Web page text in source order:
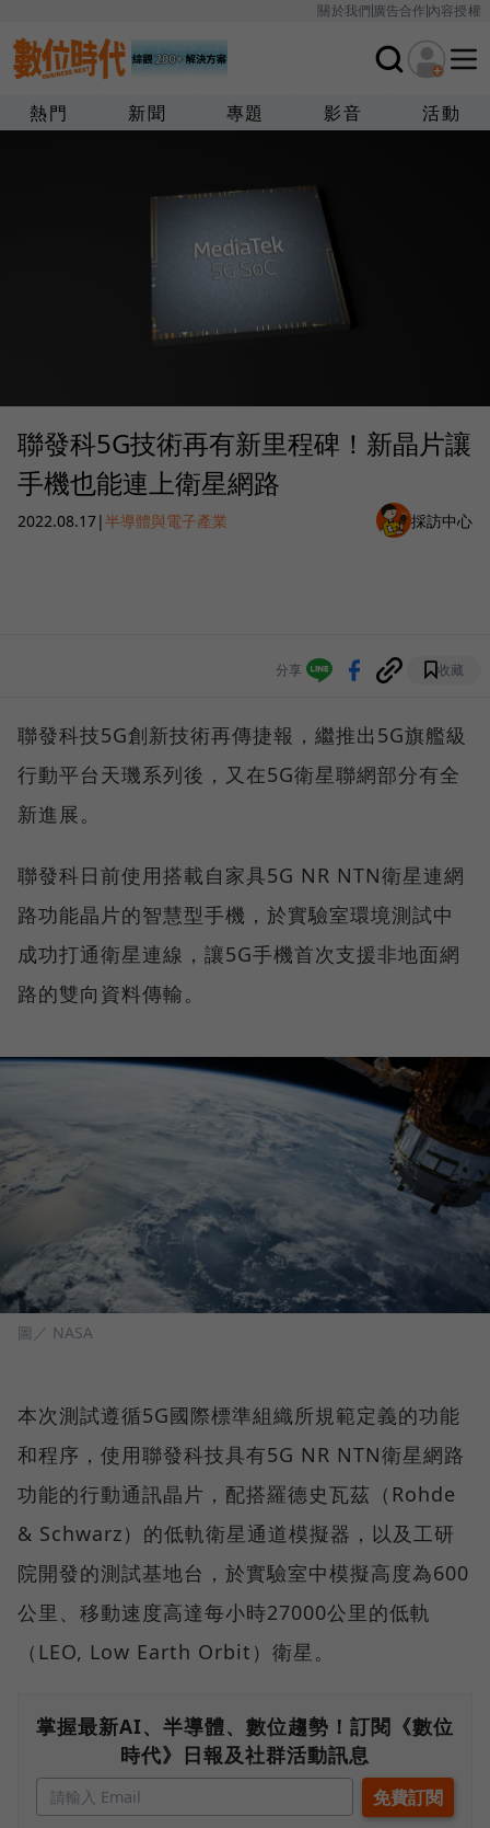
關於我們廣告合作內容授權
熱門 新聞 專題 影音 活動
聯發科5G技術再有新里程碑！新晶片讓
手機也能連上衛星網路
2022.08.17|半導體與電子產業 採訪中心
分享 收藏
聯發科技5G創新技術再傳捷報，繼推出5G旗艦級
行動平台天璣系列後，又在5G衛星聯網部分有全
新進展。
聯發科日前使用搭載自家具5G NR NTN衛星連網
路功能晶片的智慧型手機，於實驗室環境測試中
成功打通衛星連線，讓5G手機首次支援非地面網
路的雙向資料傳輸。
圖／ NASA
本次測試遵循5G國際標準組織所規範定義的功能
和程序，使用聯發科技具有5G NR NTN衛星網路
功能的行動通訊晶片，配搭羅德史瓦茲（Rohde
& Schwarz）的低軌衛星通道模擬器，以及工研
院開發的測試基地台，於實驗室中模擬高度為600
公里、移動速度高達每小時27000公里的低軌
（LEO, Low Earth Orbit）衛星。
掌握最新AI、半導體、數位趨勢！訂閱《數位
時代》日報及社群活動訊息